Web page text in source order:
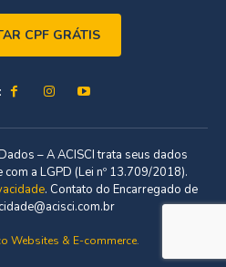
CPF GRÁTIS
– A ACISCI trata seus dados
a LGPD (Lei nº 13.709/2018).
. Contato do Encarregado de
Websites & E-commerce.